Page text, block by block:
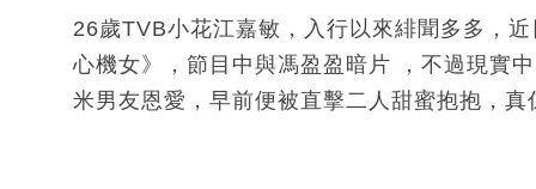
26歲TVB小花江嘉敏，入行以來緋聞多多，
心機女》，節目中與馮盈盈暗片 ，不過現實
米男友恩愛，早前便被直擊二人甜蜜抱抱，真